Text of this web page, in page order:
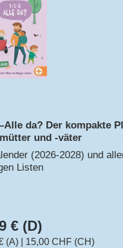
da? Der kompakte
und -väter
(2026-2028) und
Listen
€ (D)
(A)
15,00 CHF (CH)